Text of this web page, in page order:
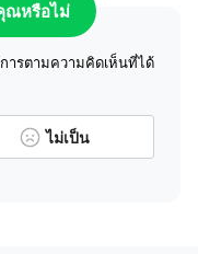
ณหรือไม่
ารตามความคิดเห็นที่ได้
ไม่เป็น